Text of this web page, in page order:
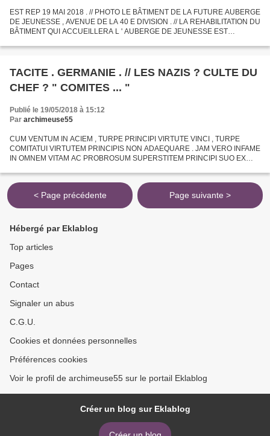
EST REP 19 MAI 2018 . // PHOTO LE BÂTIMENT DE LA FUTURE AUBERGE
DE JEUNESSE , AVENUE DE LA 40 E DIVISION . // LA REHABILITATION DU
BÂTIMENT QUI ACCUEILLERA L ' AUBERGE DE JEUNESSE EST
PRESENTE...
TACITE . GERMANIE . // LES NAZIS ? CULTE DU
CHEF ? " COMITES ... "
Publié le 19/05/2018 à 15:12
Par archimeuse55
CUM VENTUM IN ACIEM , TURPE PRINCIPI VIRTUTE VINCI , TURPE
COMITATUI VIRTUTEM PRINCIPIS NON ADAEQUARE . JAM VERO INFAME
IN OMNEM VITAM AC PROBROSUM SUPERSTITEM PRINCIPI SUO EX
FACTA GLORIAE...
< Page précédente Page suivante >
Hébergé par Eklablog
Top articles
Pages
Contact
Signaler un abus
C.G.U.
Cookies et données personnelles
Préférences cookies
Voir le profil de archimeuse55 sur le portail Eklablog
Créer un blog sur Eklablog